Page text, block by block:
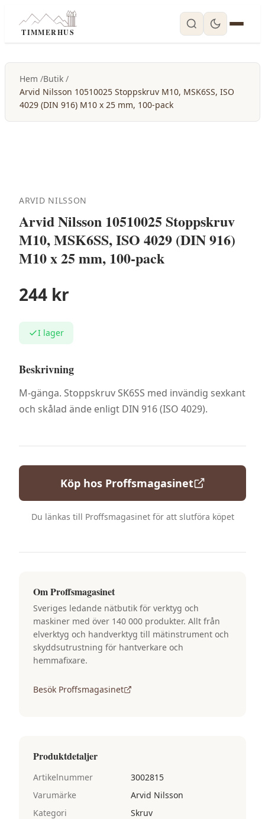
TIMMERHUS
Hem Butik
Arvid Nilsson 10510025 Stoppskruv M10, MSK6SS, ISO
4029 (DIN 916) M10 x 25 mm, 100-pack
ARVID NILSSON
Arvid Nilsson 10510025 Stoppskruv
M10, MSK6SS, ISO 4029 (DIN 916)
M10 x 25 mm, 100-pack
244 kr
I lager
Beskrivning
M-gänga. Stoppskruv SK6SS med invändig sexkant
och skålad ände enligt DIN 916 (ISO 4029).
Köp hos Proffsmagasinet
Du länkas till Proffsmagasinetför att slutföra köpet
OmProffsmagasinet
Sveriges ledande nätbutik för verktyg och
maskiner med över 140 000 produkter. Allt från
elverktyg och handverktyg till mätinstrument och
skyddsutrustning för hantverkare och
hemmafixare.
Besök Proffsmagasinet
Produktdetaljer
Artikelnummer
3002815
Varumärke
Arvid Nilsson
Kategori
Skruv